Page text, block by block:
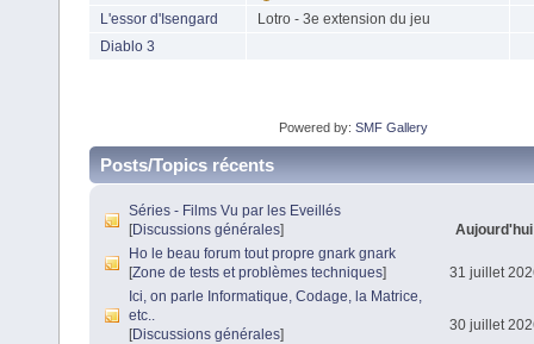
L'essor d'Isengard
Lotro - 3e extension du jeu
Diablo 3
Powered by: SMF Gallery
Posts/Topics récents
Séries - Films Vu par les Eveillés
[Discussions générales] Aujourd'hui
Ho le beau forum tout propre gnark gnark
[Zone de tests et problèmes techniques]
31 juillet
Ici, on parle Informatique, Codage, la Matrice,
etc..
[Discussions générales]
30 juillet